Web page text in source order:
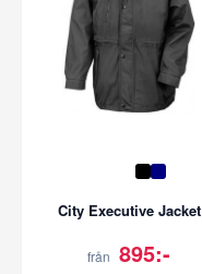
City Executive Jacket
från 895:-